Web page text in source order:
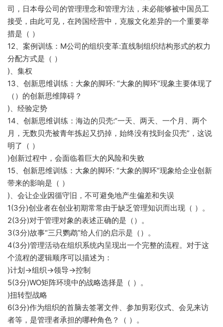
司，日本母公司的管理理念和管理方法，未必能够被中国员工
接受，由此可见，在跨国经营中，克服文化差异的一个重要举
措是（ ）
12、案例训练：M公司的组织变革:直线制组织结构形式的权力
分配方式是（ ）
)、集权
13、创新思维训练：大象的脚环: “大象的脚环”现象主要体现了
（）的创新思维障碍？
)、经验定势
14、创新思维训练：海边的贝壳:“一天、两天、一个月、两个
月，无数贝壳被青年拣起又扔掉，始终没有找到金贝壳”，这说
明了（ ）
)创新过程中，会面临着巨大的风险和失败
15、创新思维训练：大象的脚环: “大象的脚环”现象给企业创新
带来的影响是（ ）
)、会让企业因循守旧，不可避免地产生偏差和失误
1(3分)创业者在创业初期常常由于缺乏管理知识而出现（ ）。
2(3分)对于管理对象的表述正确的是（）。
3(3分)故事“三只鹦鹉”给人们的启示是（）。
4(3分)管理活动在组织系统内呈现出一个完整的流程。对于这
个流程的逻辑顺序可以描述为：
)计划→组织→领导→控制
5(3分)WO矩阵环境中的战略选择是（ ）。
)扭转型战略
6(3分)作为组织的首脑去签署文件、参加剪彩仪式、会见来访
者等，是管理者承担的哪种角色？（ ）。